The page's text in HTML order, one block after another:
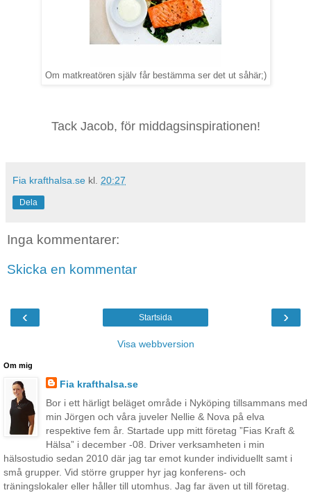
Om matkreatören själv får bestämma ser det ut såhär;)
Tack Jacob, för middagsinspirationen!
Fia krafthalsa.se kl. 20:27
Dela
Inga kommentarer:
Skicka en kommentar
‹ ›
Startsida
Visa webbversion
Om mig
Fia krafthalsa.se
Bor i ett härligt beläget område i Nyköping tillsammans med
min Jörgen och våra juveler Nellie & Nova på elva
respektive fem år. Startade upp mitt företag ”Fias Kraft &
Hälsa” i december -08. Driver verksamheten i min
hälsostudio sedan 2010 där jag tar emot kunder individuellt samt i
små grupper. Vid större grupper hyr jag konferens- och
träningslokaler eller håller till utomhus. Jag far även ut till företag.